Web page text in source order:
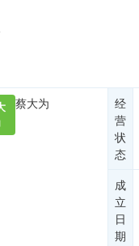
蔡大为
经
营
状
态
成
立
日
期